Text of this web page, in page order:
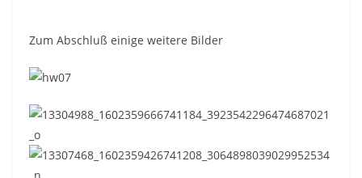
Zum Abschluß einige weitere Bilder